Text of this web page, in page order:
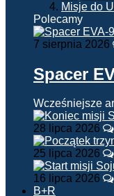
Misje do
Polecamy
7 sierpnia 2026
Spacer
Wcześniejsze
28 lipca 2026
25 lipca 2026
16 lipca 2026
B+R